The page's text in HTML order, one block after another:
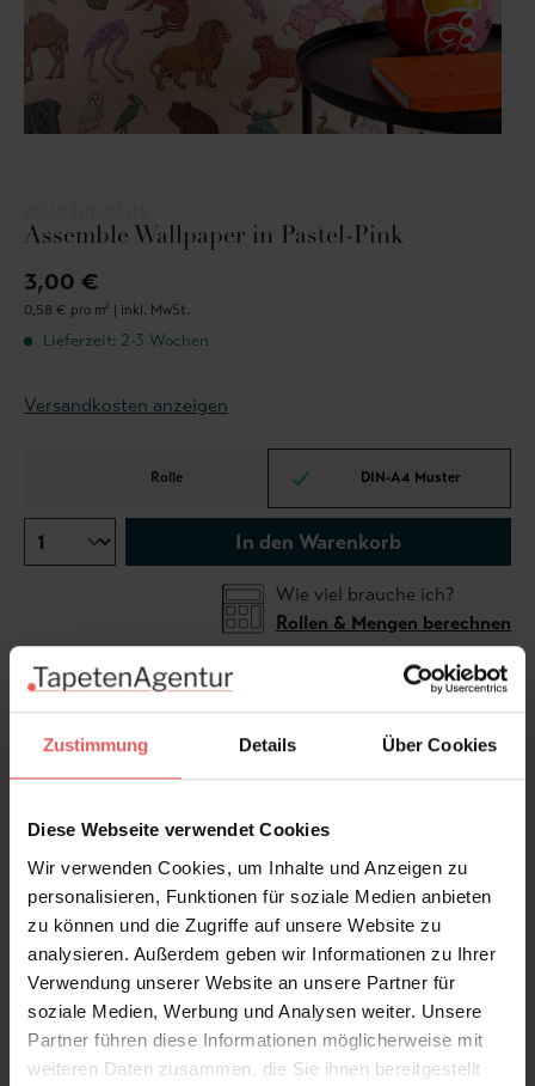
Zustimmung Details Über Cookies
Diese Webseite verwendet Cookies
Wir verwenden Cookies, um Inhalte und Anzeigen zu
personalisieren, Funktionen für soziale Medien anbieten
zu können und die Zugriffe auf unsere Website zu
analysieren. Außerdem geben wir Informationen zu Ihrer
Verwendung unserer Website an unsere Partner für
soziale Medien, Werbung und Analysen weiter. Unsere
Partner führen diese Informationen möglicherweise mit
weiteren Daten zusammen, die Sie ihnen bereitgestellt
Assemble Wallpaper in Pastel-Pink
3,00 €
0,58 € pro m² | inkl. MwSt.
Lieferzeit: 2-3 Wochen
Versandkosten anzeigen
Rolle DIN-A4 Muster
In den Warenkorb
Wie viel brauche ich?
Rollen & Mengen berechnen
inszeniert ein detailreiches Naturmotiv aus
exotischen Wildtieren als stilvolles, handgezeichnetes
Fond und die fein abgestimmten Natur‑ und
Pudertöne geben der Wand eine sanfte Präsenz und
schaffen eine charmante, wohnliche Raumwirkung, die
verspielt, aber nicht überladen erscheint.
Produktdetails
Versand & Zahlung